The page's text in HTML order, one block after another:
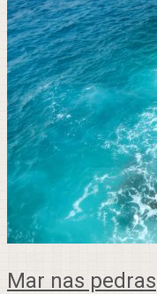
Mar nas pedras